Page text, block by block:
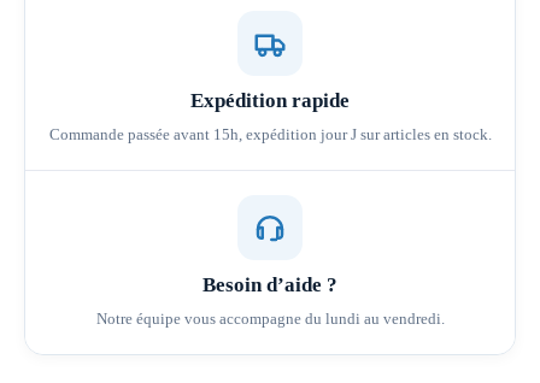
Expédition rapide
Commande passée avant 15h, expédition jour J sur articles en stock.
Besoin d’aide ?
Notre équipe vous accompagne du lundi au vendredi.